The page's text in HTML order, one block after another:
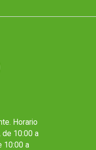
Horario
de 10:00 a
10:00 a